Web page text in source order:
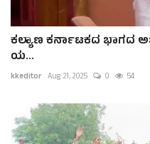
ಕಲ್ಯಾಣ ಕರ್ನಾಟಕದ ಭಾಗದ
ಯ...
kkeditor Aug 21, 2025 0 54